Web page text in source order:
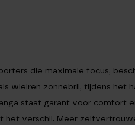
die maximale focus,
wielren zonnebril, tijdens het
staat garant voor comfort
het verschil. Meer